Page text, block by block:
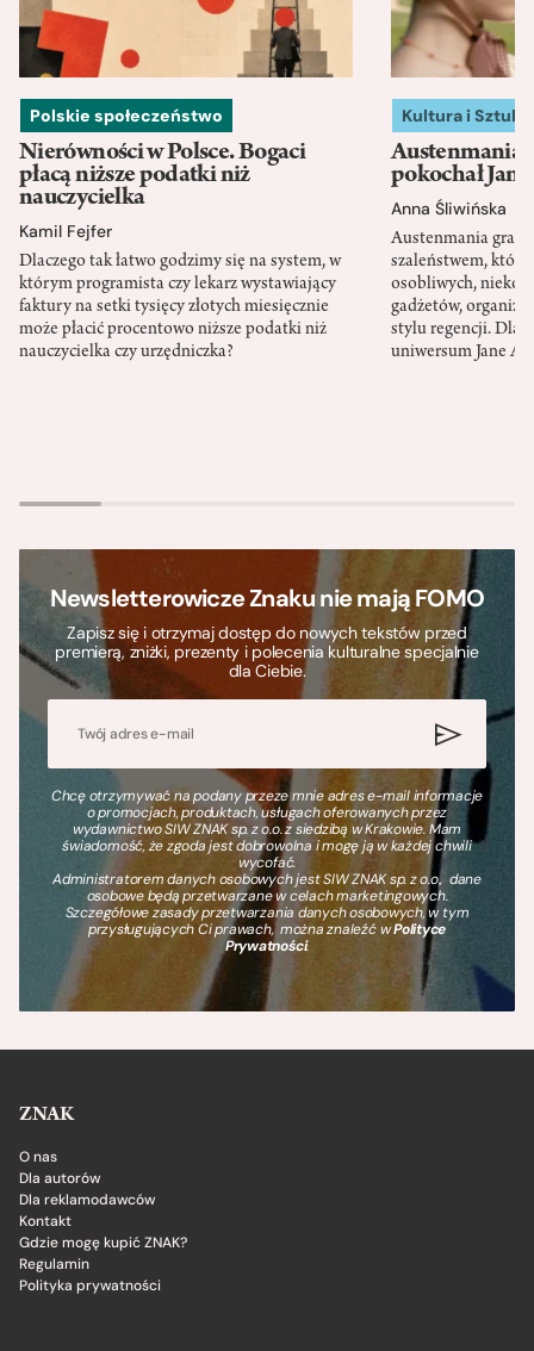
Polskie społeczeństwo
Nierówności w Polsce. Bogaci
płacą niższe podatki niż
nauczycielka
Kamil Fejfer
Dlaczego tak łatwo godzimy się na system, w
którym programista czy lekarz wystawiający
faktury na setki tysięcy złotych miesięcznie
może płacić procentowo niższe podatki niż
nauczycielka czy urzędniczka?
Kultura i Sztuka
Austenmania.
pokochał
Anna Śliwińska
Austenmania
szaleństwem, które
osobliwych,
gadżetów,
stylu regencji.
uniwersum Jane
Newsletterowicze Znaku nie mają FOMO
Zapisz się i otrzymaj dostęp do nowych tekstów przed
premierą, zniżki, prezenty i polecenia kulturalne specjalnie
dla Ciebie.
Chcę otrzymywać na podany przeze mnie adres e-mail informacje
o promocjach, produktach, usługach oferowanych przez
wydawnictwo SIW ZNAK sp. z o.o. z siedzibą w Krakowie. Mam
świadomość, że zgoda jest dobrowolna i mogę ją w każdej chwili
wycofać.
Administratorem danych osobowych jest SIW ZNAK sp. z o.o., dane
osobowe będą przetwarzane w celach marketingowych.
Szczegółowe zasady przetwarzania danych osobowych, w tym
przysługujących Ci prawach, można znaleźć wPolityce
Prywatności.
ZNAK
O nas
Dla autorów
Dla reklamodawców
Kontakt
Gdzie mogę kupić ZNAK?
Regulamin
Polityka prywatności